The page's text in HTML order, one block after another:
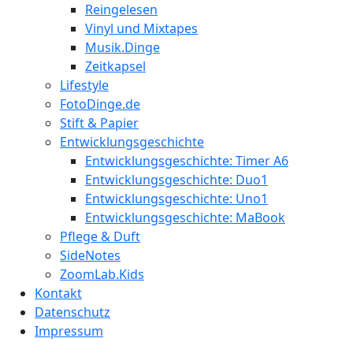
Reingelesen
Vinyl und Mixtapes
Musik.Dinge
Zeitkapsel
Lifestyle
FotoDinge.de
Stift & Papier
Entwicklungsgeschichte
Entwicklungsgeschichte: Timer A6
Entwicklungsgeschichte: Duo1
Entwicklungsgeschichte: Uno1
Entwicklungsgeschichte: MaBook
Pflege & Duft
SideNotes
ZoomLab.Kids
Kontakt
Datenschutz
Impressum